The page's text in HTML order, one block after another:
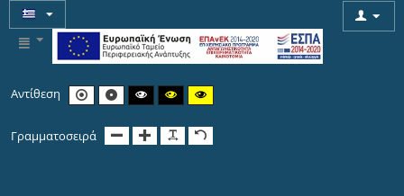
Αντίθεση
Γραμματοσειρά